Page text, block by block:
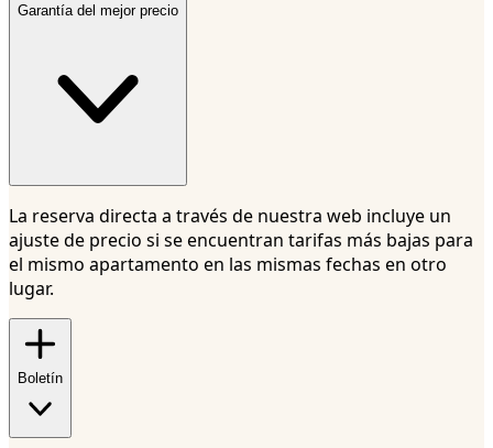
Garantía del mejor precio
La reserva directa a través de nuestra web incluye un
ajuste de precio si se encuentran tarifas más bajas para
el mismo apartamento en las mismas fechas en otro
lugar.
Boletín